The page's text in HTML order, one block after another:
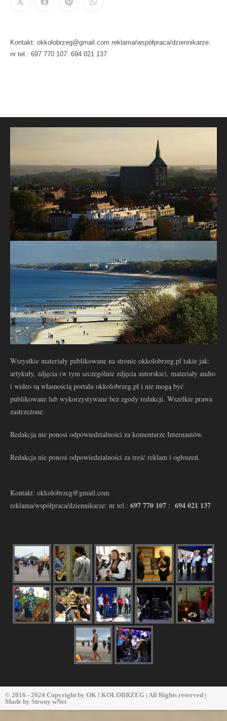
Kontakt: okkolobrzeg@gmail.com reklama/współpraca/dziennikarze:
nr tel.: 697 770 107: 694 021 137
Wszystkie materiały publikowane na stronie okkolobrzeg.pl takie jak:
artykuły, zdjęcia (w tym szczególnie zdjęcia autorskie), materiały audio
i wideo są własnością portalu okkolobrzeg.pl i nie mogą być
publikowane lub wykorzystywane bez zgody redakcji. Wszelkie prawa
zastrzeżone.
Redakcja nie ponosi odpowiedzialności za komentarze Internautów.
Redakcja nie ponosi odpowiedzialności za treść reklam i ogłoszeń.
Kontakt: okkolobrzeg@gmail.com
reklama/współpraca/dziennikarze: nr tel.: 697 770 107 : 694 021 137
© 2016 - 2024 Copyright by OK ! KOŁOBRZEG | All Rights reserved |
Made by Strony wNet